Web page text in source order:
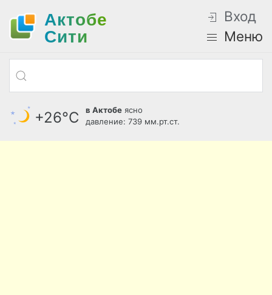
Актобе
Cити
Вход
Меню
+26°С в Актобе ясно
давление: 739 мм.рт.ст.